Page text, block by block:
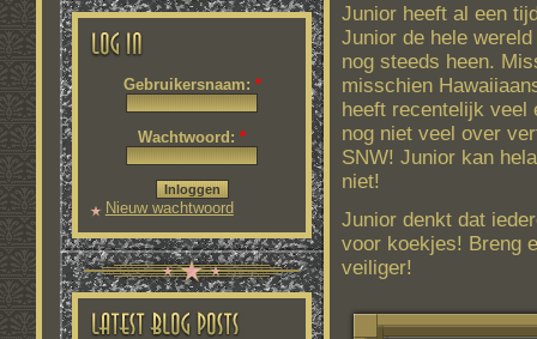
Gebruikersnaam: *
Wachtwoord: *
Nieuw wachtwoord
Junior heeft al een
Junior de hele
nog steeds heen.
misschien
heeft recentelijk veel
nog niet veel over
SNW! Junior kan
niet!
Junior denkt dat
voor koekjes! Breng
veiliger!